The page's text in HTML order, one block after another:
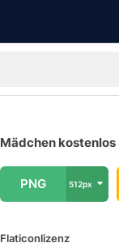
Mädchen
PNG 512px
Flaticonlizenz